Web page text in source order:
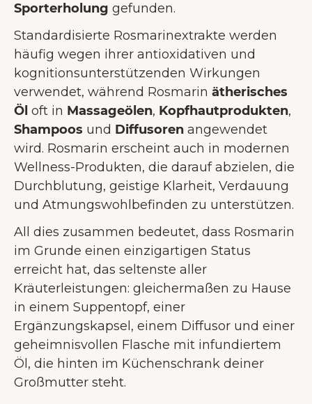
Sporterholung gefunden.
Standardisierte Rosmarinextrakte werden
häufig wegen ihrer antioxidativen und
kognitionsunterstützenden Wirkungen
verwendet, während Rosmarin ätherisches
Öl oft in Massageölen, Kopfhautprodukten,
Shampoos und Diffusoren angewendet
wird. Rosmarin erscheint auch in modernen
Wellness-Produkten, die darauf abzielen, die
Durchblutung, geistige Klarheit, Verdauung
und Atmungswohlbefinden zu unterstützen.
All dies zusammen bedeutet, dass Rosmarin
im Grunde einen einzigartigen Status
erreicht hat, das seltenste aller
Kräuterleistungen: gleichermaßen zu Hause
in einem Suppentopf, einer
Ergänzungskapsel, einem Diffusor und einer
geheimnisvollen Flasche mit infundiertem
Öl, die hinten im Küchenschrank deiner
Großmutter steht.